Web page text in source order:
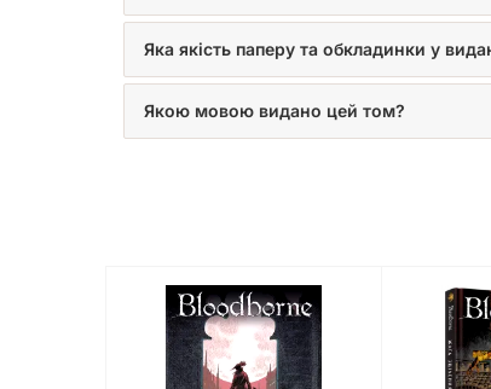
Яка якість паперу та обкладинки у
Якою мовою видано цей том?